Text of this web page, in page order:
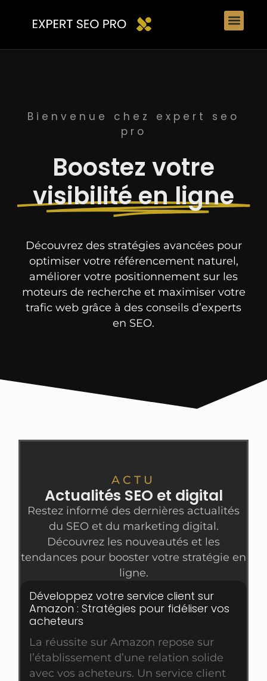
Bienvenue chez expert seo
pro
Boostez votre
visibilité en ligne
Découvrez des stratégies avancées pour
optimiser votre référencement naturel,
améliorer votre positionnement sur les
moteurs de recherche et maximiser votre
trafic web grâce à des conseils d’experts
en SEO.
ACTU
Actualités SEO et digital
Restez informé des dernières actualités
du SEO et du marketing digital.
Découvrez les nouveautés et les
tendances pour booster votre stratégie en
ligne.
Développez votre service client sur
Amazon : Stratégies pour fidéliser vos
acheteurs
La réussite sur Amazon repose sur
l’établissement d’une relation solide
avec vos acheteurs. Un service client